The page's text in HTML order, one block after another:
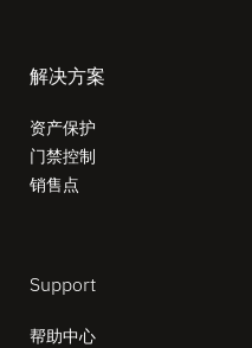
解决方案
资产保护
门禁控制
销售点
Support
帮助中心